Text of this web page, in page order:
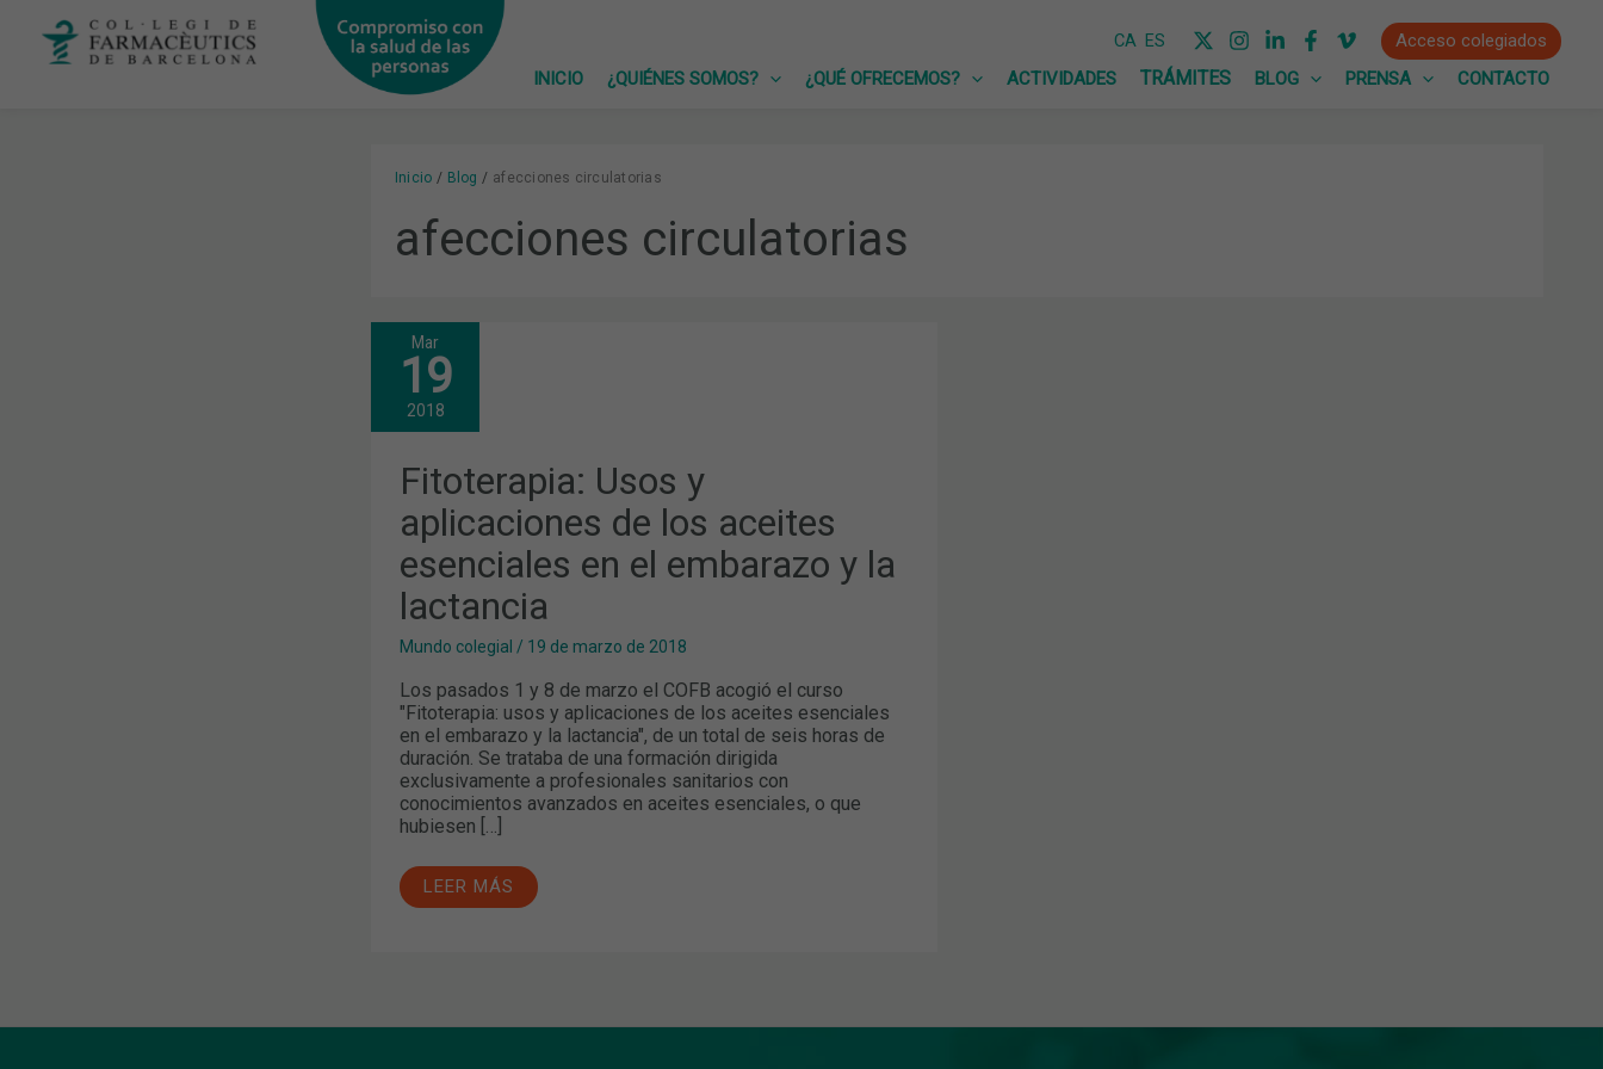
CA ES
Acceso colegiados
INICIO
¿QUIÉNES SOMOS? ¿QUÉ OFRECEMOS? ACTIVIDADES BLOG PRENSA CONTACTO
Inicio Blog afecciones circulatorias
afecciones circulatorias
Mar
19
2018
Fitoterapia: Usos y
aplicaciones de los aceites
esenciales en el embarazo y la
lactancia
Mundo colegial / 19 de marzo de 2018
Los pasados 1 y 8 de marzo el COFB acogió el curso
"Fitoterapia: usos y aplicaciones de los aceites esenciales
en el embarazo y la lactancia", de un total de seis horas de
duración. Se trataba de una formación dirigida
exclusivamente a profesionales sanitarios con
conocimientos avanzados en aceites esenciales, o que
hubiesen […]
FITOTERAPIA:
USOS
Y
APLICACIONES
DE
ACEITES
ESENCIALES
EN
EL
EMBARAZO
Y
LA
LACTANCIA
LEER MÁS